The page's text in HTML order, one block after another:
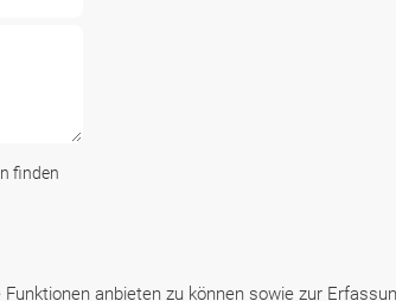
anbieten zu können sowie zur
finden